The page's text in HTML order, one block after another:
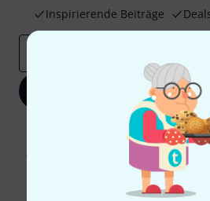
Inspirierende Beiträge
Jetzt anmelden
Mit Klick auf „Jetzt anmelden“ stimmen
Werbung und einer Messung des E-Mail-
Abmeldung ist jederzeit möglich. Weitere
unseren
* Pflichtfeld